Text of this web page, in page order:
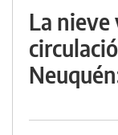
La nieve